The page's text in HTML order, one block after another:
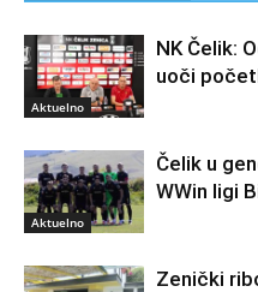
Aktuelno
NK Čelik:
uoči
Aktuelno
Čelik u
WWin ligi
Zenički